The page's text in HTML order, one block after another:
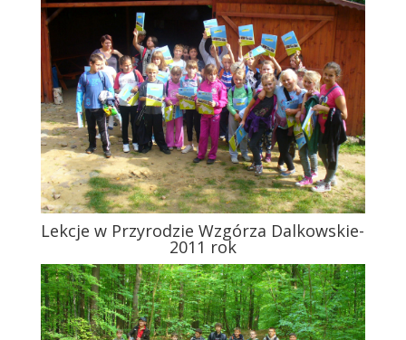
Lekcje w Przyrodzie Wzgórza Dalkowskie-
2011 rok